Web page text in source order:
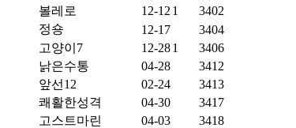
볼레로 12-12 1
3402
정숑 12-17
3404
고양이7 12-281
3406
낡은수통 04-28
3412
앞선12 02-24
3413
쾌활한성격 04-30
3417
고스트마린 04-03
3418